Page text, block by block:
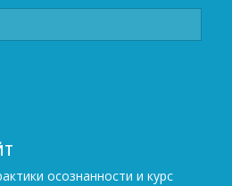
осознанности и курс